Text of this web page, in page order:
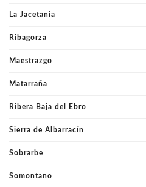
La Jacetania
Ribagorza
Maestrazgo
Matarraña
Ribera Baja del Ebro
Sierra de Albarracín
Sobrarbe
Somontano